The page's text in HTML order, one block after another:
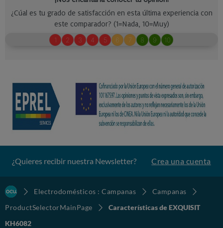
¿Quieres recibir nuestra Newsletter? Crea una cuenta
Electrodomésticos : Campanas
Campanas
ProductSelectorMainPage
Características de EXQUISIT
KH6082